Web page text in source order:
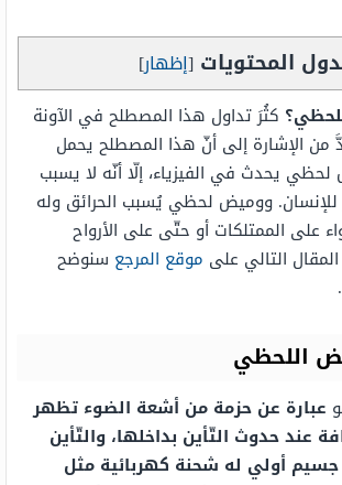
المحتويات [إظهار]
كثُرَ تداول هذا المصطلح في الآونة
بدَّ من الإشارة إلى أنّ هذا المصطلح يحمل
يحدث في الفيزياء، إلّا أنّه لا يسبب
للإنسان. ووميض لحظي يُسبب الحرائق وله
على الممتلكات أو حتّى على الأرواح
التالي على موقع المرجع سنوضح
اللحظي
عبارة عن حزمة من أشعة الضوء تظهر
عند حدوث التّأين بداخلها، والتّأين
جسيم أولي له شحنة كهربائية مثل